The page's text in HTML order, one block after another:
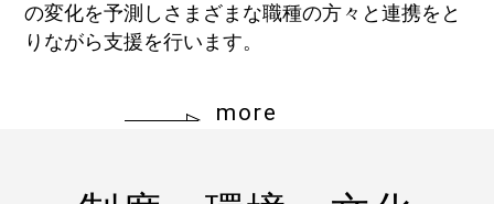
の変化を予測しさまざまな職種の方々と連携をと
りながら支援を行います。
more